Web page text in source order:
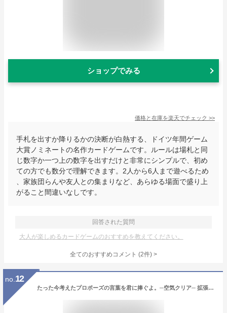
ショップでみる
価格と在庫を楽天でチェック >>
手札を出すか降りるかの決断が白熱する、ドイツ年間ゲーム
大賞ノミネートの名作カードゲームです。ルールは場札と同
じ数字か一つ上の数字を出すだけと非常にシンプルで、初め
ての方でも数分で理解できます。2人から6人まで遊べるため
、家族団らんや友人との集まりなど、あらゆる場面で盛り上
がること間違いなしです。
回答された質問
大人が楽しめるカードゲームのおすすめを教えてください。
全てのおすすめコメント (2件) >
no. 12
たった今考えたプロポーズの言葉を君に捧ぐよ。─空気クリア─ 拡張版【拡張セット カードゲーム パーティーゲーム 13歳以上 子供〜大人まで 恋人 彼氏 彼女 友達】定形外発送可1p450円 マジックナイト BE250085